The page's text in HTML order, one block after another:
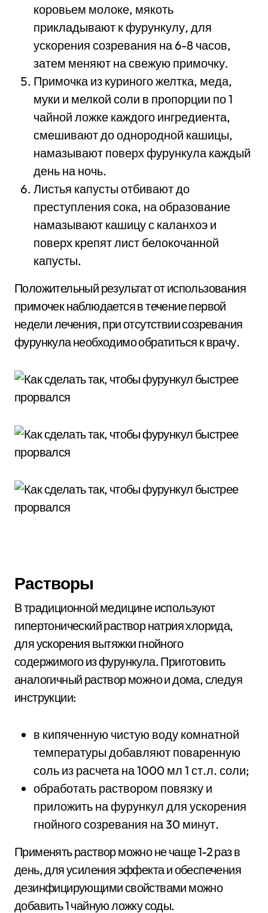
коровьем молоке, мякоть
прикладывают к фурункулу, для
ускорения созревания на 6-8 часов,
затем меняют на свежую примочку.
Примочка из куриного желтка, меда,
муки и мелкой соли в пропорции по 1
чайной ложке каждого ингредиента,
смешивают до однородной кашицы,
намазывают поверх фурункула каждый
день на ночь.
Листья капусты отбивают до
преступления сока, на образование
намазывают кашицу с каланхоэ и
поверх крепят лист белокочанной
капусты.
Положительный результат от использования
примочек наблюдается в течение первой
недели лечения, при отсутствии созревания
фурункула необходимо обратиться к врачу.
Растворы
В традиционной медицине используют
гипертонический раствор натрия хлорида,
для ускорения вытяжки гнойного
содержимого из фурункула. Приготовить
аналогичный раствор можно и дома, следуя
инструкции:
в кипяченную чистую воду комнатной
температуры добавляют поваренную
соль из расчета на 1000 мл 1 ст.л. соли;
обработать раствором повязку и
приложить на фурункул для ускорения
гнойного созревания на 30 минут.
Применять раствор можно не чаще 1-2 раз в
день, для усиления эффекта и обеспечения
дезинфицирующими свойствами можно
добавить 1 чайную ложку соды.